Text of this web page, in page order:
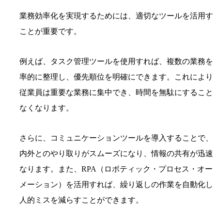
業務効率化を実現するためには、適切なツールを活用す
ことが重要です。
例えば、タスク管理ツールを使用すれば、複数の業務を
率的に整理し、優先順位を明確にできます。これにより
従業員は重要な業務に集中でき、時間を無駄にすること
なくなります。
さらに、コミュニケーションツールを導入することで、
内外とのやり取りがスムーズになり、情報の共有が迅速
なります。また、RPA（ロボティック・プロセス・オー
メーション）を活用すれば、繰り返しの作業を自動化し
人的ミスを減らすことができます。